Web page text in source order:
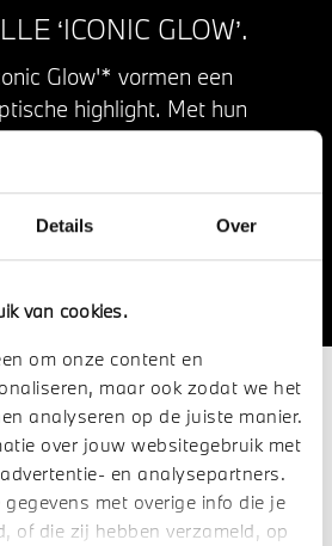
Details Over
van cookies.
om onze content en
maar ook zodat we het
analyseren op de juiste manier.
over jouw websitegebruik met
en analysepartners.
met overige info die je
of die zij hebben verzameld, op
‘ICONIC GLOW’.
Glow'* vormen een
highlight. Met hun
maken ze
mogelijk.
LEASE
bedrag voor uw BMW 8 Serie
Private Lease Calculator.